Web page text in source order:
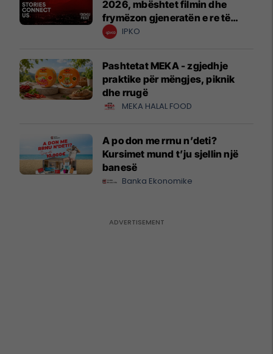
2026, mbështet filmin dhe
frymëzon gjeneratën e re të
krijuesve
IPKO
Pashtetat MEKA - zgjedhje
praktike për mëngjes, piknik
dhe rrugë
MEKA HALAL FOOD
A po don me rrnu n’deti?
Kursimet mund t’ju sjellin një
banesë
Banka Ekonomike